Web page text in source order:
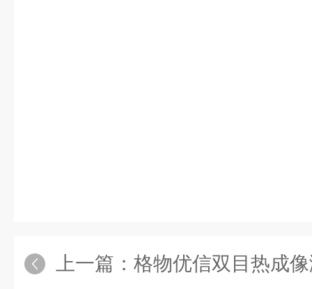
上一篇： 格物优信双目热成像测温仪 远距离红外热像仪大球